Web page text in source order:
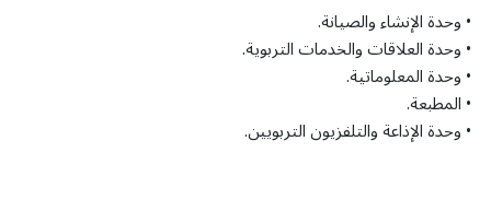
• وحدة الإنشاء والصيانة.
• وحدة العلاقات والخدمات التربوية.
• وحدة المعلوماتية.
• المطبعة.
• وحدة الإذاعة والتلفزيون التربويين.